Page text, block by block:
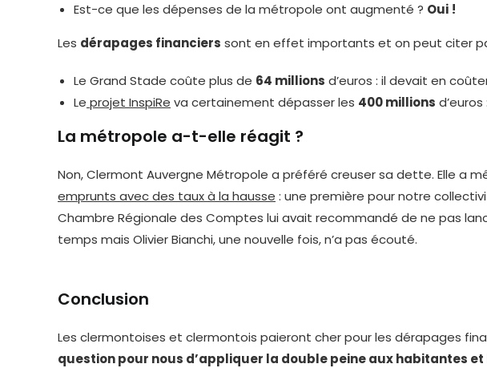
Est-ce que les dépenses de la métropole ont augmenté ? Oui !
Les dérapages financiers sont en effet importants et on peut citer
Le Grand Stade coûte plus de 64 millions d’euros : il devait en
Le projet InspiRe va certainement dépasser les 400 millions
La métropole a-t-elle réagit ?
Non, Clermont Auvergne Métropole a préféré creuser sa dette. Elle a
emprunts avec des taux à la hausse : une première pour notre
Chambre Régionale des Comptes lui avait recommandé de ne pas
temps mais Olivier Bianchi, une nouvelle fois, n’a pas écouté.
Conclusion
Les clermontoises et clermontois paieront cher pour les dérapages
question pour nous d’appliquer la double peine aux habitantes